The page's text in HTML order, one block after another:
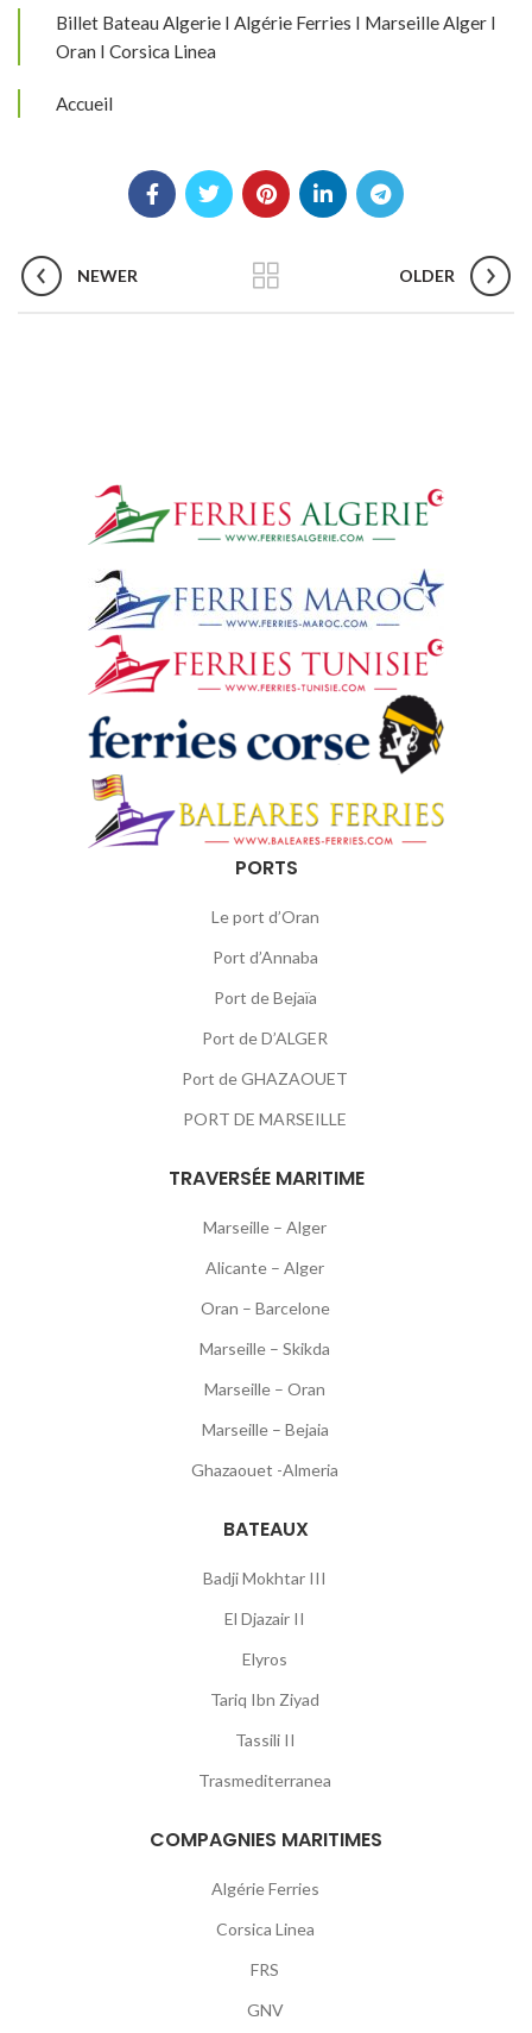
Billet Bateau Algerie I Algérie Ferries I Marseille Alger I
Oran I Corsica Linea
Accueil
NEWER OLDER
PORTS
Le port d’Oran
Port d’Annaba
Port de Bejaïa
Port de D’ALGER
Port de GHAZAOUET
PORT DE MARSEILLE
TRAVERSÉE MARITIME
Marseille – Alger
Alicante – Alger
Oran – Barcelone
Marseille – Skikda
Marseille – Oran
Marseille – Bejaia
Ghazaouet -Almeria
BATEAUX
Badji Mokhtar III
El Djazair II
Elyros
Tariq Ibn Ziyad
Tassili II
Trasmediterranea
COMPAGNIES MARITIMES
Algérie Ferries
Corsica Linea
FRS
GNV